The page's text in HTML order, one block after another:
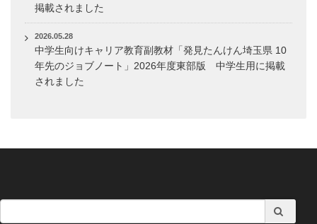
掲載されました
2026.05.28
中学生向けキャリア教育副教材「発見たんけん埼玉県 10
年先のジョブノート」2026年度東部版 中学生用に掲載
されました